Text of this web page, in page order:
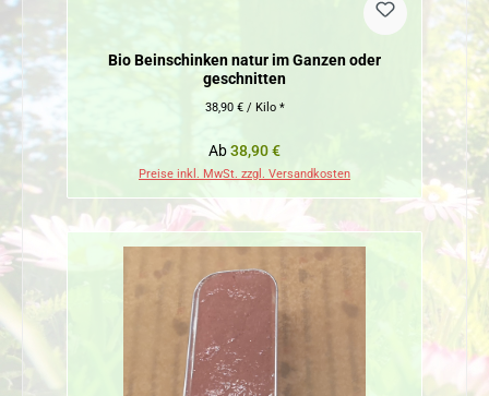
Bio Beinschinken natur im Ganzen oder
geschnitten
38,90 € / Kilo *
Regulärer Preis:
Ab38,90 €
Preise inkl. MwSt. zzgl. Versandkosten